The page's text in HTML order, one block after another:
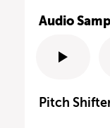
Audio
Pitch